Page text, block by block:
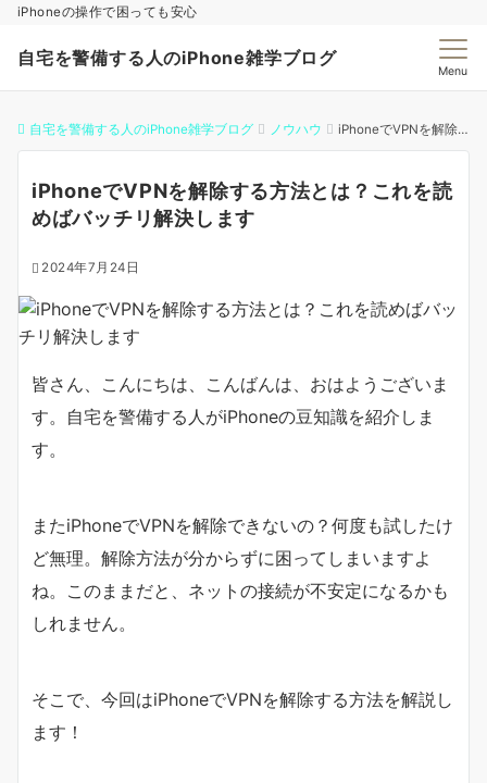
iPhoneの操作で困っても安心
自宅を警備する人のiPhone雑学ブログ
Menu
自宅を警備する人のiPhone雑学ブログ ノウハウ iPhoneでVPNを解除する方法とは？これを読めばバッチリ解決します
iPhoneでVPNを解除する方法とは？これを読
めばバッチリ解決します
2024年7月24日
皆さん、こんにちは、こんばんは、おはようございま
す。自宅を警備する人がiPhoneの豆知識を紹介しま
す。
またiPhoneでVPNを解除できないの？何度も試したけ
ど無理。解除方法が分からずに困ってしまいますよ
ね。このままだと、ネットの接続が不安定になるかも
しれません。
そこで、今回はiPhoneでVPNを解除する方法を解説し
ます！